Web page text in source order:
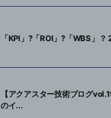
「KPI」?「ROI」?「WBS」
【アクアスター技術ブログ
のイ...